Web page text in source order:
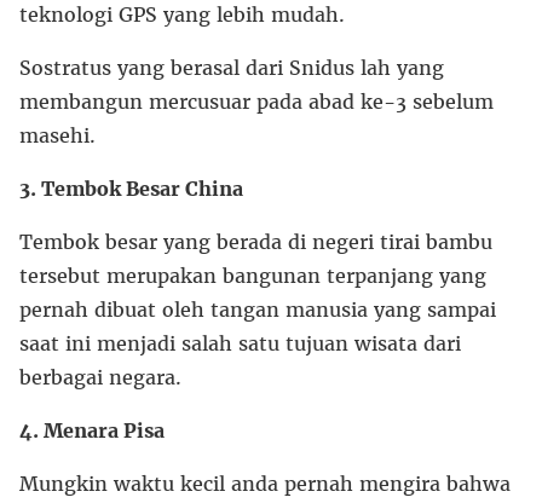
teknologi GPS yang lebih mudah.
Sostratus yang berasal dari Snidus lah yang
membangun mercusuar pada abad ke-3 sebelum
masehi.
3. Tembok Besar China
Tembok besar yang berada di negeri tirai bambu
tersebut merupakan bangunan terpanjang yang
pernah dibuat oleh tangan manusia yang sampai
saat ini menjadi salah satu tujuan wisata dari
berbagai negara.
4. Menara Pisa
Mungkin waktu kecil anda pernah mengira bahwa